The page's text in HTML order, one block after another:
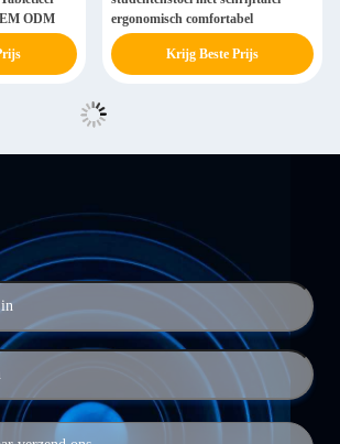
ODM
ergonomisch comfortabel
Krijg Beste Prijs